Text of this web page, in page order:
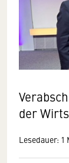
der
Lesedauer: 1